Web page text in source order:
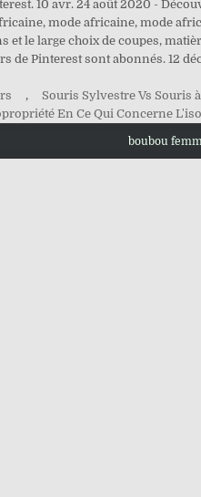
10 avr. 24 août 2020 -
mode africaine, mode
le large choix de coupes,
de Pinterest sont abonnés. 12
, Souris Sylvestre Vs Souris
En Ce Qui Concerne
boubou